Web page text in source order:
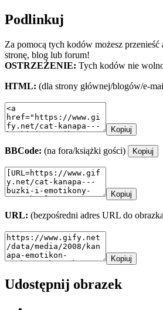
Podlinkuj
Za pomocą tych kodów możesz
stronę, blog lub forum!
OSTRZEŻENIE: Tych kodów nie
HTML: (dla strony głównej/blogów/e-
Kopiuj
BBCode: (na fora/książki gości) Kopiuj
Kopiuj
URL: (bezpośredni adres URL do
Kopiuj
Udostępnij obrazek